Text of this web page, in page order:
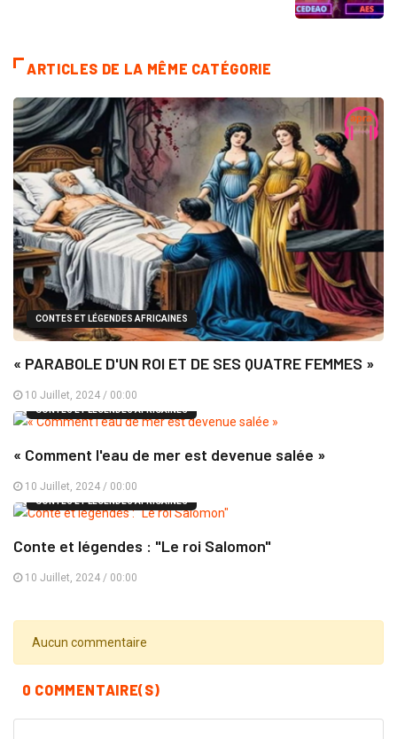
ARTICLES DE LA MÊME CATÉGORIE
CONTES ET LÉGENDES AFRICAINES
« PARABOLE D'UN ROI ET DE SES QUATRE FEMMES »
10 Juillet, 2024 / 00:00
CONTES ET LÉGENDES AFRICAINES
« Comment l'eau de mer est devenue salée »
10 Juillet, 2024 / 00:00
CONTES ET LÉGENDES AFRICAINES
Conte et légendes : "Le roi Salomon"
10 Juillet, 2024 / 00:00
Aucun commentaire
0 COMMENTAIRE(S)